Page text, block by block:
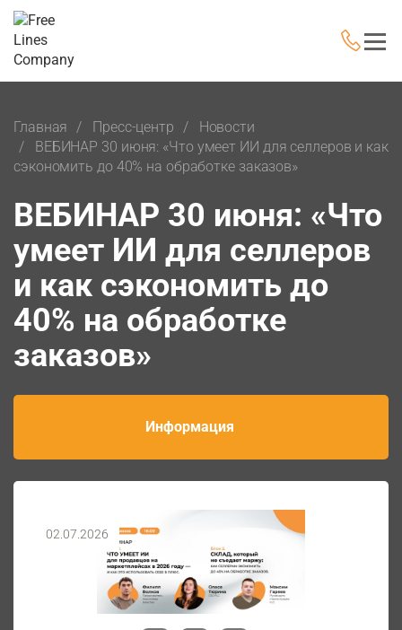
Главная Пресс-центр
Новости
ВЕБИНАР 30 июня: «Что умеет ИИ для селлеров и как
сэкономить до 40% на обработке заказов»
ВЕБИНАР 30 июня: «Что
умеет ИИ для селлеров
и как сэкономить до
40% на обработке
заказов»
Информация
02.07.2026